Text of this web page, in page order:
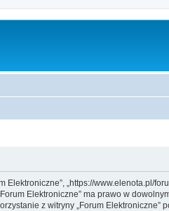
Elektroniczne”, „https://
Elektroniczne” ma prawo w
z witryny „Forum